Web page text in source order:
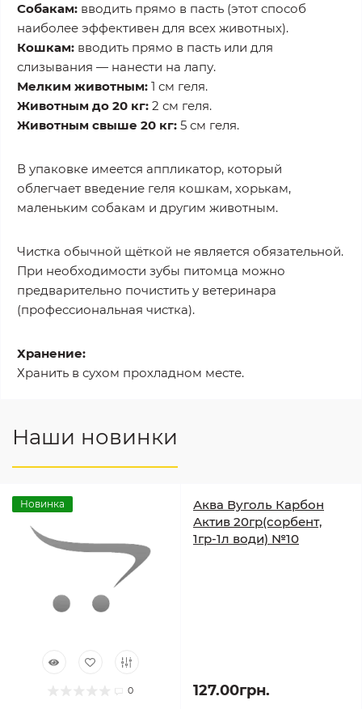
Собакам: вводить прямо в пасть (этот способ
наиболее эффективен для всех животных).
Кошкам: вводить прямо в пасть или для
слизывания — нанести на лапу.
Мелким животным: 1 см геля.
Животным до 20 кг: 2 см геля.
Животным свыше 20 кг: 5 см геля.
В упаковке имеется аппликатор, который
облегчает введение геля кошкам, хорькам,
маленьким собакам и другим животным.
Чистка обычной щёткой не является обязательной.
При необходимости зубы питомца можно
предварительно почистить у ветеринара
(профессиональная чистка).
Хранение:
Хранить в сухом прохладном месте.
Наши новинки
Новинка
0
Аква Вуголь Карбон
Актив 20гр(сорбент,
1гр-1л води) №10
127.00грн.